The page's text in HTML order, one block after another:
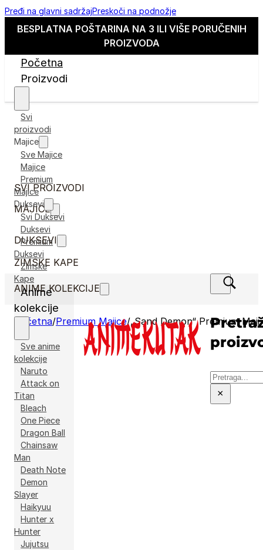
Pređi na glavni sadržajPreskoči na podnožje
BESPLATNA POŠTARINA NA 3 ILI VIŠE PORUČENIH
PROIZVODA
Početna
Proizvodi
Svi
proizvodi
Majice
Sve Majice
Majice
Premium
Majice
Duksevi
Svi Duksevi
Duksevi
Premium
Duksevi
Zimske
Kape
Anime
kolekcije
Sve anime
kolekcije
Naruto
Attack on
Titan
Bleach
One Piece
Dragon Ball
Chainsaw
Man
Death Note
Demon
Slayer
Haikyuu
Hunter x
Hunter
Jujutsu
Pretraga
×
SVI PROIZVODI
MAJICE
DUKSEVI
ZIMSKE KAPE
ANIME KOLEKCIJE
Početna/Premium Majice/„Sand Demon“ Premium Majica